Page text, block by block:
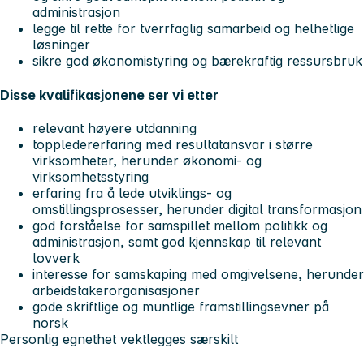
administrasjon
legge til rette for tverrfaglig samarbeid og helhetlige
løsninger
sikre god økonomistyring og bærekraftig ressursbruk
Disse kvalifikasjonene ser vi etter
relevant høyere utdanning
toppledererfaring med resultatansvar i større
virksomheter, herunder økonomi- og
virksomhetsstyring
erfaring fra å lede utviklings- og
omstillingsprosesser, herunder digital transformasjon
god forståelse for samspillet mellom politikk og
administrasjon, samt god kjennskap til relevant
lovverk
interesse for samskaping med omgivelsene, herunder
arbeidstakerorganisasjoner
gode skriftlige og muntlige framstillingsevner på
norsk
Personlig egnethet vektlegges særskilt